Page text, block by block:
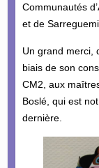
Communautés
et de
Un grand merci,
biais de son
CM2, aux
Boslé, qui est
dernière.